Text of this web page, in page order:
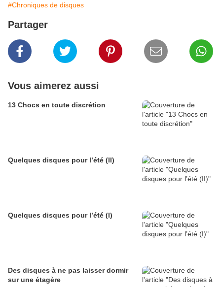
#Chroniques de disques
Partager
Vous aimerez aussi
13 Chocs en toute discrétion
Quelques disques pour l’été (II)
Quelques disques pour l’été (I)
Des disques à ne pas laisser dormir
sur une étagère